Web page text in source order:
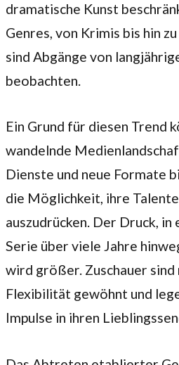
dramatische Kunst
Genres, von Krimis bis hin
sind Abgänge von
beobachten.
Ein Grund für diesen Trend
wandelnde
Dienste und neue Formate
die Möglichkeit, ihre
auszudrücken. Der Druck, in
Serie über viele Jahre
wird größer. Zuschauer
Flexibilität gewöhnt und
Impulse in ihren